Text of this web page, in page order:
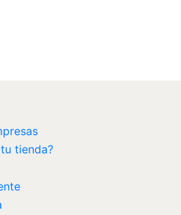
tu tienda?